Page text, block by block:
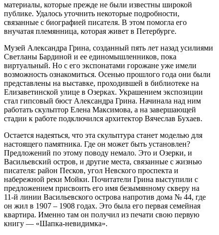
материалы, которые прежде не были известны широкой
публике. Удалось уточнить некоторые подробности,
связанные с биографией писателя. В этом помогла его
внучатая племянница, которая живет в Петербурге.
Музей Александра Грина, созданный пять лет назад усилиями
Светланы Бардиной и ее единомышленников, пока
виртуальный. Но с его экспонатами горожане уже имели
возможность ознакомиться. Осенью прошлого года они были
представлены на выставке, проходившей в библиотеке на
Елизаветинской улице в Озерках. Украшением экспозиции
стал гипсовый бюст Александра Грина. Начинала над ним
работать скульптор Елена Максимова, а на завершающей
стадии к работе подключился архитектор Вячеслав Бухаев.
Остается надеяться, что эта­ скульптура станет моделью для
настоящего памятника. Где он может быть установлен?
Предложений по этому поводу немало. Это и Озерки, и
Васильевский остров, и другие места, связанные с жизнью
писателя: район Песков, угол Невского проспекта и
набережной реки Мойки. Почитатели Грина выступили с
предложением присвоить его имя безымянному скверу на
11‑й линии Васильевского острова напротив дома № 44, где
он жил в 1907 – 1908 годах. Это была его первая семейная
квартира. Именно там он получил из печати свою первую
книгу — «Шапка-невидимка».